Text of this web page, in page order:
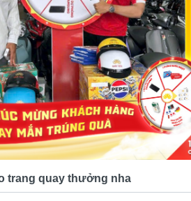
trang quay thưởng nha